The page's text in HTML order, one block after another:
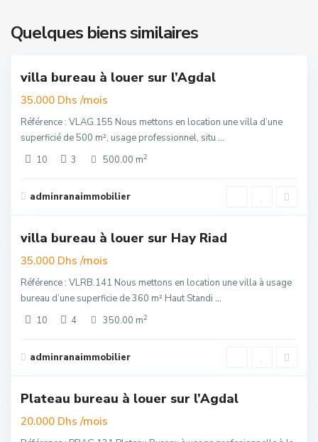
Quelques biens similaires
Agdal
Rabat
villa bureau à louer sur l’Agdal
35.000 Dhs/mois
Référence : VLAG.155 Nous mettons en location une villa d’une
superficié de 500 m², usage professionnel, situ ...
10
3 500.00 m2
adminranaimmobilier
Rabat
villa bureau à louer sur Hay Riad
35.000 Dhs/mois
Référence : VLRB.141 Nous mettons en location une villa à usage
bureau d’une superficie de 360 m² Haut Standi ...
10
4 350.00 m2
adminranaimmobilier
Rabat
Plateau bureau à louer sur l’Agdal
20.000 Dhs/mois